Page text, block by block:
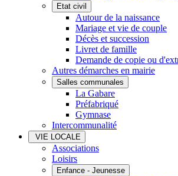
Etat civil
Autour de la naissance
Mariage et vie de couple
Décès et succession
Livret de famille
Demande de copie ou
Autres démarches en mairie
Salles communales
La Gabare
Préfabriqué
Gymnase
Intercommunalité
VIE LOCALE
Associations
Loisirs
Enfance - Jeunesse